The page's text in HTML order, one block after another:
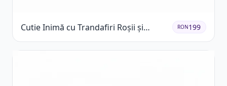
Cutie Inimă cu Trandafiri Roșii și
Raffaello
RON199